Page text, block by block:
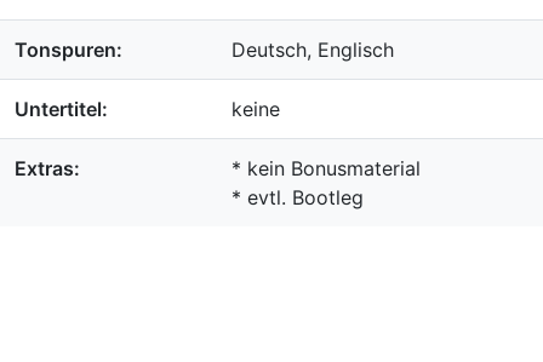
Tonspuren: Deutsch, Englisch
Untertitel: keine
Extras:
* kein Bonusmaterial
* evtl. Bootleg